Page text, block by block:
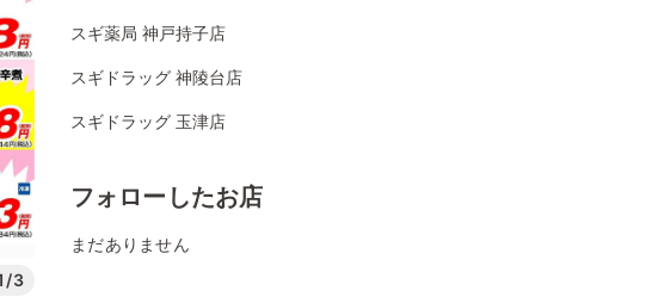
3
スギ薬局 神戸持子店
スギドラッグ 神陵台店
スギドラッグ 玉津店
フォローしたお店
まだありません